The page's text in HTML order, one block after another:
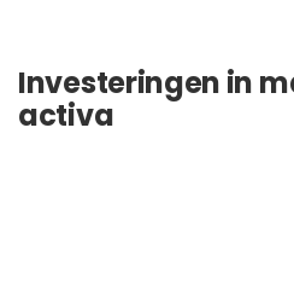
Investeringen in
activa